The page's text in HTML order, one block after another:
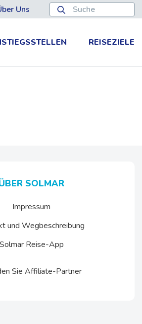
Uns
REISEZIELE
SOLMAR
Impressum
und Wegbeschreibung
Solmar Reise-App
Sie Affiliate-Partner